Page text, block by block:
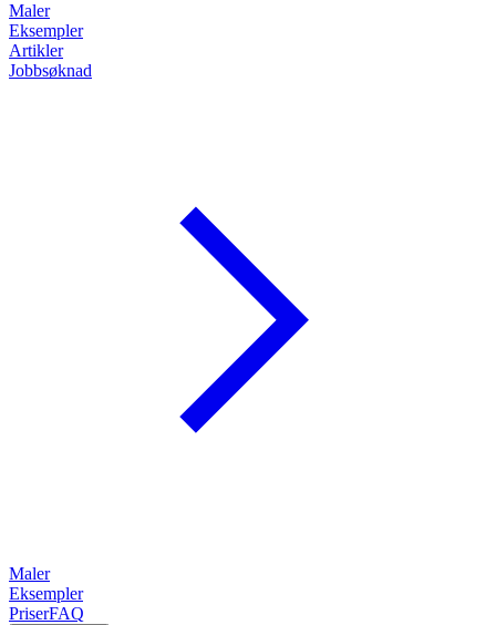
Maler
Eksempler
Artikler
Jobbsøknad
Maler
Eksempler
PriserFAQ